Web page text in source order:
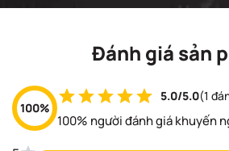
Đánh giá sản
100%
5.0/5.0(1
100% người đánh giá khuyến